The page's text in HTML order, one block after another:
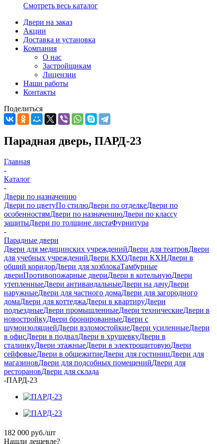
Смотреть весь каталог
Двери на заказ
Акции
Доставка и установка
Компания
О нас
Застройщикам
Лицензии
Наши работы
Контакты
Поделиться
Парадная дверь, ПАРД-23
Главная
-
Каталог
-
Двери по назначению
Двери по цветуПо стилюДвери по отделкеДвери по
особенностямДвери по назначениюДвери по классу
защитыДвери по толщине листаФурнитура
-
Парадные двери
Двери для медицинских учрежденийДвери для театровДвери
для учебных учрежденийДвери КХОДвери КХНДвери в
общий коридорДвери для хозблокаТамбурные
двериПротивопожарные двериДвери в котельнуюДвери
утепленныеДвери антивандальныеДвери на дачуДвери
наружныеДвери для частного домаДвери для загородного
домаДвери для коттеджаДвери в квартируДвери
подъездныеДвери промышленныеДвери техническиеДвери в
новостройкуДвери бронированныеДвери с
шумоизоляциейДвери взломостойкиеДвери усиленныеДвери
в офисДвери в подвалДвери в хрущевкуДвери в
сталинкуДвери этажныеДвери в электрощитовуюДвери
сейфовыеДвери в общежитиеДвери для гостиницДвери для
магазиновДвери для подсобных помещенийДвери для
ресторановДвери для склада
-ПАРД-23
182 000 руб./шт
Нашли дешевле?